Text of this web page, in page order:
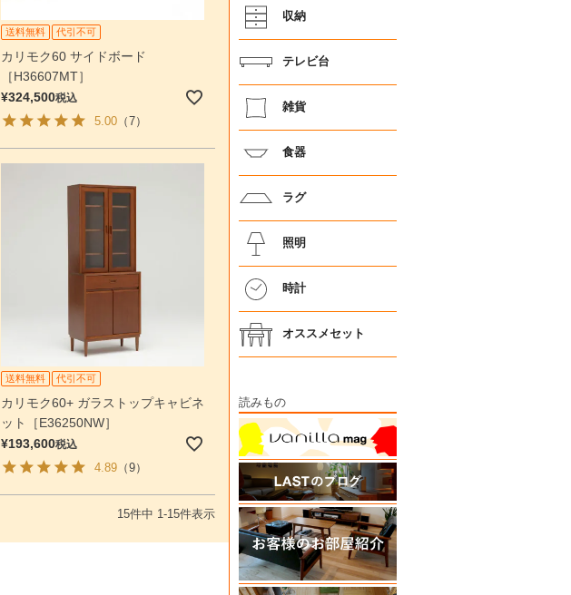
送料無料 代引不可
カリモク60 サイドボード
［H36607MT］
¥324,500税込
5.00（7）
送料無料 代引不可
カリモク60+ ガラストップキャビネ
ット［E36250NW］
¥193,600税込
4.89（9）
15件中 1 -15件表示
収納
テレビ台
雑貨
食器
ラグ
照明
時計
オススメセット
読みもの